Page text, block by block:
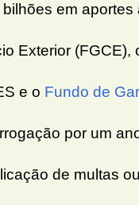
em
Exterior (FGCE),
e o Fundo de
por um
de multas